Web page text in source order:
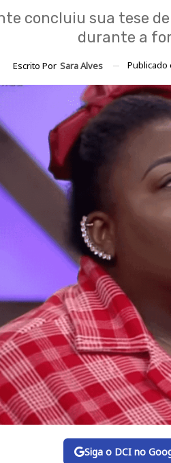
concluiu sua tese de
durante a
Escrito Por Sara Alves Publicado
Siga o DCI no